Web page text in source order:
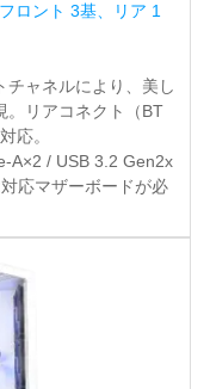
ロント 3基、リア 1
チャネルにより、美し
。リアコネクト（BT
応。
A×2 / USB 3.2 Gen2x
応マザーボードが必